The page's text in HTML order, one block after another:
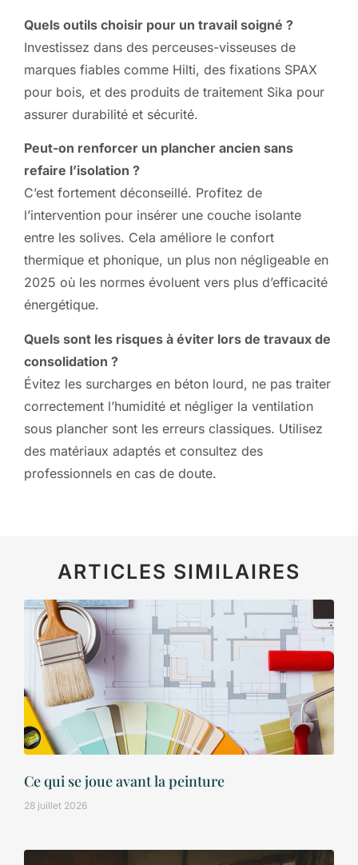
Quels outils choisir pour un travail soigné ?
Investissez dans des perceuses-visseuses de
marques fiables comme Hilti, des fixations SPAX
pour bois, et des produits de traitement Sika pour
assurer durabilité et sécurité.
Peut-on renforcer un plancher ancien sans
refaire l’isolation ?
C’est fortement déconseillé. Profitez de
l’intervention pour insérer une couche isolante
entre les solives. Cela améliore le confort
thermique et phonique, un plus non négligeable en
2025 où les normes évoluent vers plus d’efficacité
énergétique.
Quels sont les risques à éviter lors de travaux de
consolidation ?
Évitez les surcharges en béton lourd, ne pas traiter
correctement l’humidité et négliger la ventilation
sous plancher sont les erreurs classiques. Utilisez
des matériaux adaptés et consultez des
professionnels en cas de doute.
ARTICLES SIMILAIRES
Ce qui se joue avant la peinture
28 juillet 2026